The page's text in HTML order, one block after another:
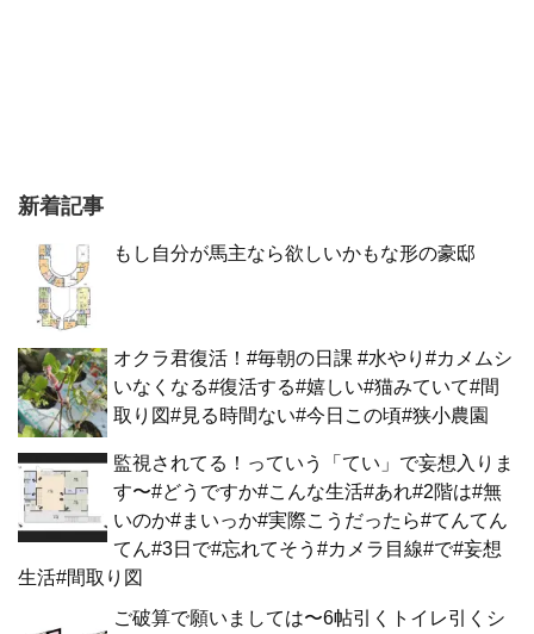
新着記事
もし自分が馬主なら欲しいかもな形の豪邸
オクラ君復活！#毎朝の日課 #水やり#カメムシ
いなくなる#復活する#嬉しい#猫みていて#間
取り図#見る時間ない#今日この頃#狭小農園
監視されてる！っていう「てい」で妄想入りま
す〜#どうですか#こんな生活#あれ#2階は#無
いのか#まいっか#実際こうだったら#てんてん
てん#3日で#忘れてそう#カメラ目線#で#妄想
生活#間取り図
ご破算で願いましては〜6帖引くトイレ引くシ